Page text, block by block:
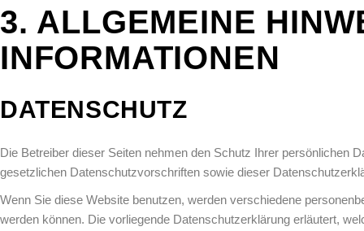
3. ALLGEMEINE
INFORMATIONEN
DATENSCHUTZ
Die Betreiber dieser Seiten nehmen den Schutz Ihrer persönlichen
gesetzlichen Datenschutzvorschriften sowie dieser
Wenn Sie diese Website benutzen, werden verschiedene
werden können. Die vorliegende Datenschutzerklärung erläutert,